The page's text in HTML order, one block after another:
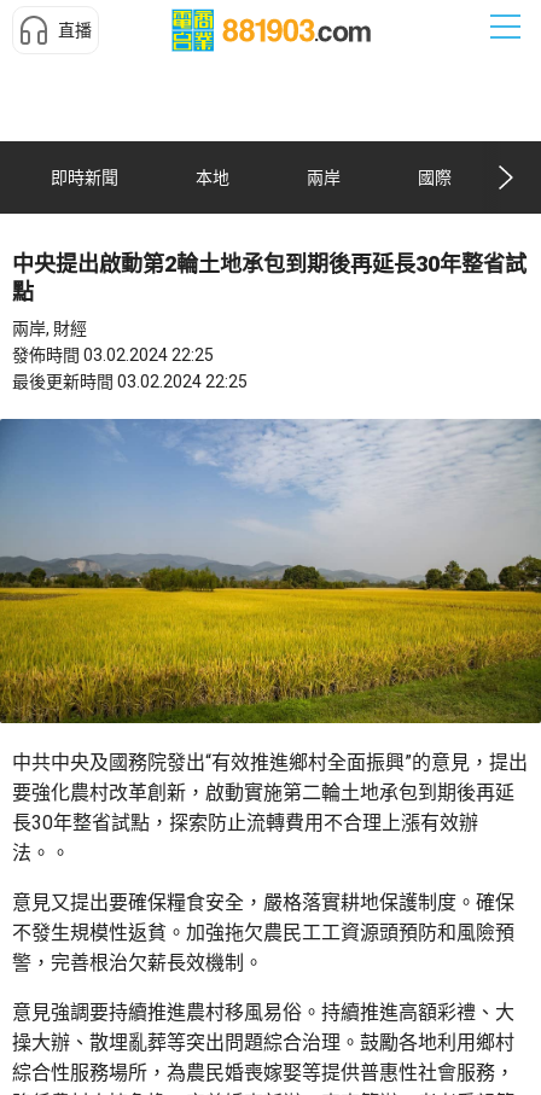
直播
即時新聞 本地 兩岸 國際
中央提出啟動第2輪土地承包到期後再延長30年整省試
點
兩岸, 財經
發佈時間 03.02.2024 22:25
最後更新時間 03.02.2024 22:25
中共中央及國務院發出“有效推進鄉村全面振興”的意見，提出
要強化農村改革創新，啟動實施第二輪土地承包到期後再延
長30年整省試點，探索防止流轉費用不合理上漲有效辦
法。。
意見又提出要確保糧食安全，嚴格落實耕地保護制度。確保
不發生規模性返貧。加強拖欠農民工工資源頭預防和風險預
警，完善根治欠薪長效機制。
意見強調要持續推進農村移風易俗。持續推進高額彩禮、大
操大辦、散埋亂葬等突出問題綜合治理。鼓勵各地利用鄉村
綜合性服務場所，為農民婚喪嫁娶等提供普惠性社會服務，